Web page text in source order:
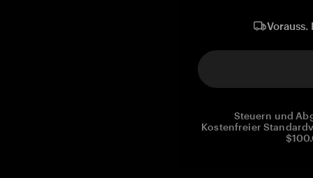
Steuern und
Kostenfreier